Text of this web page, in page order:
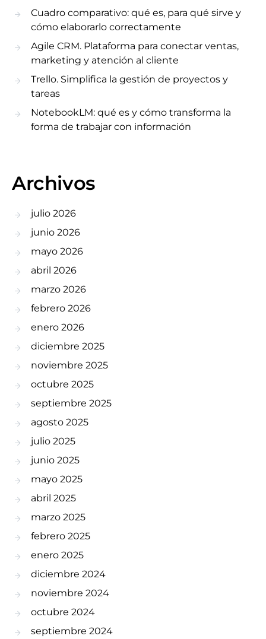
Cuadro comparativo: qué es, para qué sirve y
cómo elaborarlo correctamente
Agile CRM. Plataforma para conectar ventas,
marketing y atención al cliente
Trello. Simplifica la gestión de proyectos y
tareas
NotebookLM: qué es y cómo transforma la
forma de trabajar con información
Archivos
julio 2026
junio 2026
mayo 2026
abril 2026
marzo 2026
febrero 2026
enero 2026
diciembre 2025
noviembre 2025
octubre 2025
septiembre 2025
agosto 2025
julio 2025
junio 2025
mayo 2025
abril 2025
marzo 2025
febrero 2025
enero 2025
diciembre 2024
noviembre 2024
octubre 2024
septiembre 2024